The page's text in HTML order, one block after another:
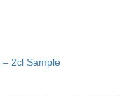
2cl Sample